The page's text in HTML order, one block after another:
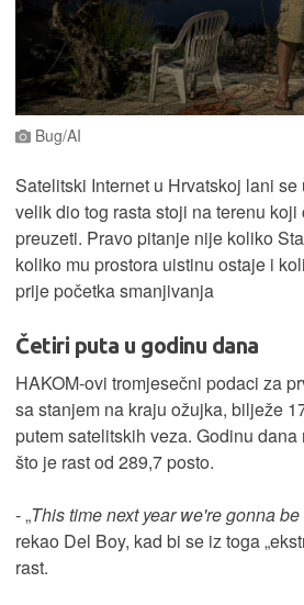
Bug/AI
Satelitski Internet u Hrvatskoj lani se
velik dio tog rasta stoji na terenu koji
preuzeti. Pravo pitanje nije koliko
koliko mu prostora uistinu ostaje i
prije početka smanjivanja
Četiri puta u godinu dana
HAKOM-ovi tromjesečni podaci za
sa stanjem na kraju ožujka, bilježe
putem satelitskih veza. Godinu
što je rast od 289,7 posto.
- „This time next year we're gonna
rekao Del Boy, kad bi se iz toga
rast.